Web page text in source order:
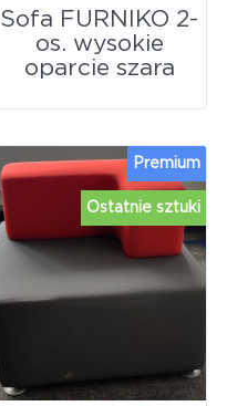
Sofa FURNIKO 2-
os. wysokie
oparcie szara
Ostatnie sztuki
Premium